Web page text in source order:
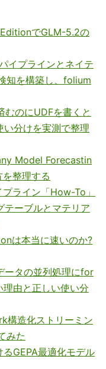
でGLM-5.2の
イプラインとネイテ
知を構築し、folium
むのにUDFを書くと
分けを実測で整理
Model Forecastin
整理する
ライン「How-To」
ーブルとマテリア
は本当に速いのか?
ータの並列処理にfor
由と正しい使い分
構造化ストリーミン
みた
GEPA最適化モデル